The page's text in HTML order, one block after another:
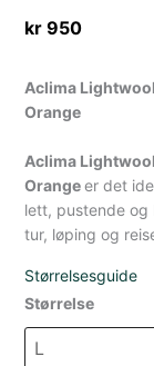
kr 950
Aclima
Orange
Aclima
Orange er det
lett, pustende og
tur, løping og
Størrelsesguide
Størrelse